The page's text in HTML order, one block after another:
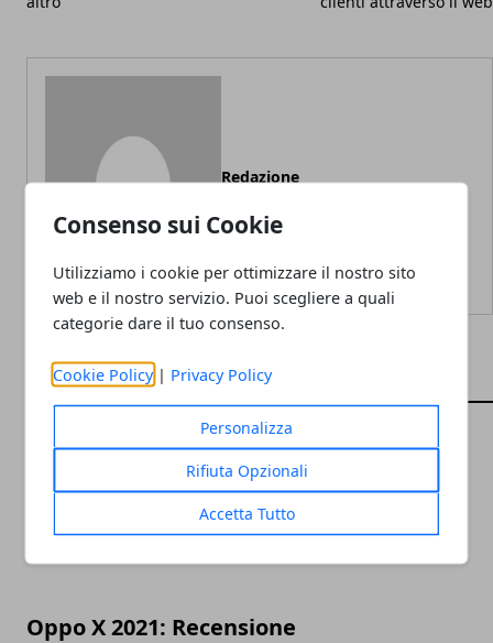
Consenso sui Cookie
Utilizziamo i cookie per ottimizzare il nostro sito
web e il nostro servizio. Puoi scegliere a quali
categorie dare il tuo consenso.
Cookie Policy | Privacy Policy
Personalizza
Rifiuta Opzionali
Accetta Tutto
Redazione
ARTICOLI CORRELATI
Oppo X 2021: Recensione